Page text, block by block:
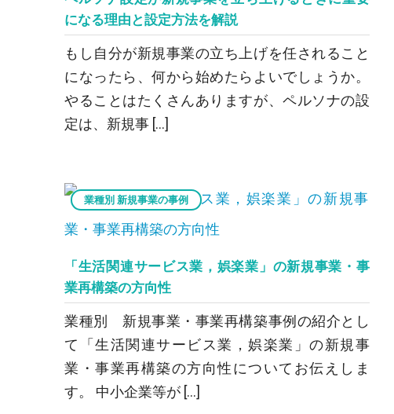
になる理由と設定方法を解説
もし自分が新規事業の立ち上げを任されること
になったら、何から始めたらよいでしょうか。
やることはたくさんありますが、ペルソナの設
定は、新規事 […]
業種別 新規事業の事例
「生活関連サービス業，娯楽業」の新規事業・事
業再構築の方向性
業種別 新規事業・事業再構築事例の紹介とし
て「生活関連サービス業，娯楽業」の新規事
業・事業再構築の方向性についてお伝えしま
す。 中小企業等が […]